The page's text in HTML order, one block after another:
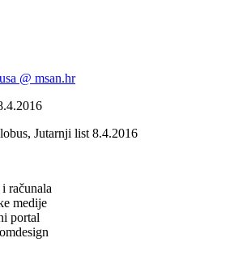
@ msan.hr
Jutarnji list 8.4.2016
računala
medije
portal